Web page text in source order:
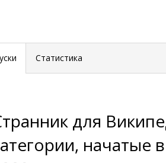
Статистика
для
начатые